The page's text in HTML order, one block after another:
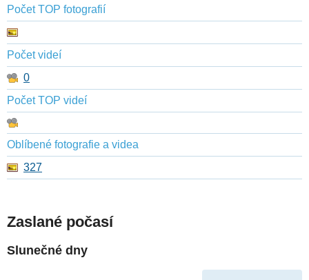
Počet TOP fotografií
Počet videí
0
Počet TOP videí
Oblíbené fotografie a videa
327
Zaslané počasí
Slunečné dny